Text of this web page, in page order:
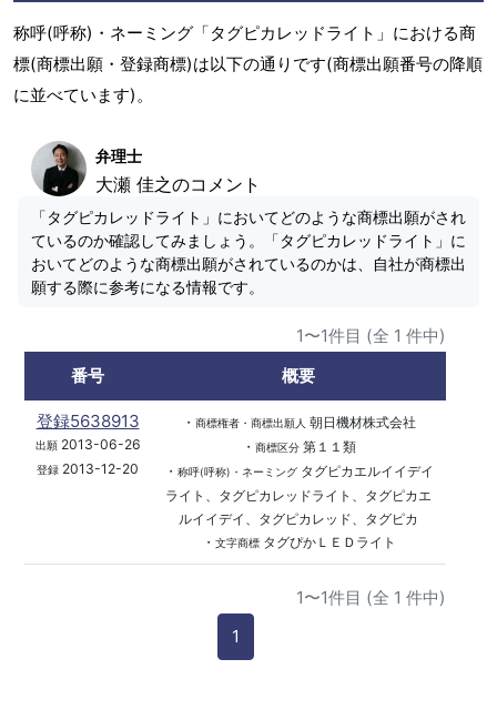
称呼(呼称)・ネーミング「タグピカレッドライト」における商
標(商標出願・登録商標)は以下の通りです(商標出願番号の降順
に並べています)。
弁理士
大瀬 佳之のコメント
「タグピカレッドライト」においてどのような商標出願がされ
ているのか確認してみましょう。「タグピカレッドライト」に
おいてどのような商標出願がされているのかは、自社が商標出
願する際に参考になる情報です。
1〜1件目 (全 1 件中)
番号
概要
登録5638913
出願2013-06-26
登録 2013-12-20
・ 商標権者・商標出願人 朝日機材株式会社
・ 商標区分第１１類
・ 称呼(呼称)・ネーミングタグピカエルイイデイ
ライト、タグピカレッドライト、タグピカエ
ルイイデイ、タグピカレッド、タグピカ
・ 文字商標タグぴかＬＥＤライト
1〜1件目 (全 1 件中)
1